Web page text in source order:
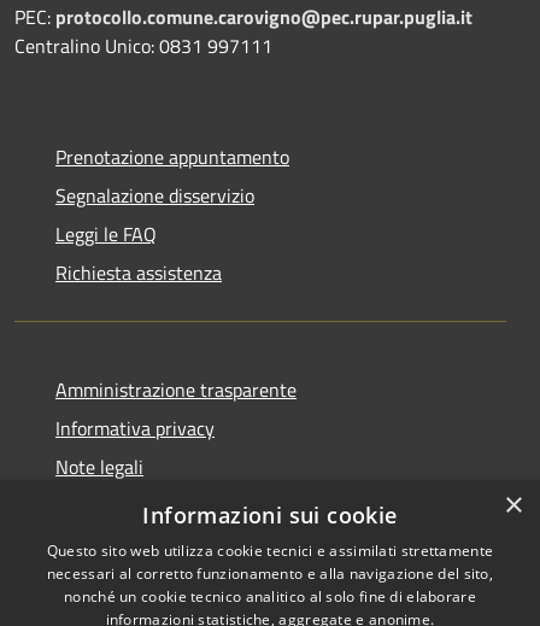
PEC: protocollo.comune.carovigno@pec.rupar.puglia.it
Centralino Unico: 0831 997111
Prenotazione appuntamento
Segnalazione disservizio
Leggi le FAQ
Richiesta assistenza
Amministrazione trasparente
Informativa privacy
Note legali
Dichiarazione di accessibilità
×
Informazioni sui cookie
Questo sito web utilizza cookie tecnici e assimilati strettamente
necessari al corretto funzionamento e alla navigazione del sito,
nonché un cookie tecnico analitico al solo fine di elaborare
informazioni statistiche, aggregate e anonime.